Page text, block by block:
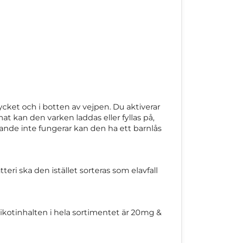
och i botten av vejpen. Du aktiverar
kan den varken laddas eller fyllas på,
inte fungerar kan den ha ett barnlås
ska den istället sorteras som elavfall
i hela sortimentet är 20mg &